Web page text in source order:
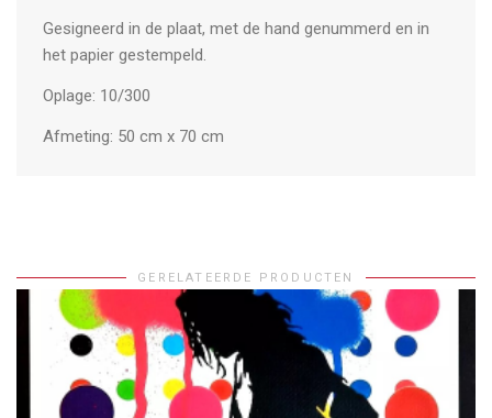
Gesigneerd in de plaat, met de hand genummerd en in
het papier gestempeld.
Oplage: 10/300
Afmeting: 50 cm x 70 cm
GERELATEERDE PRODUCTEN